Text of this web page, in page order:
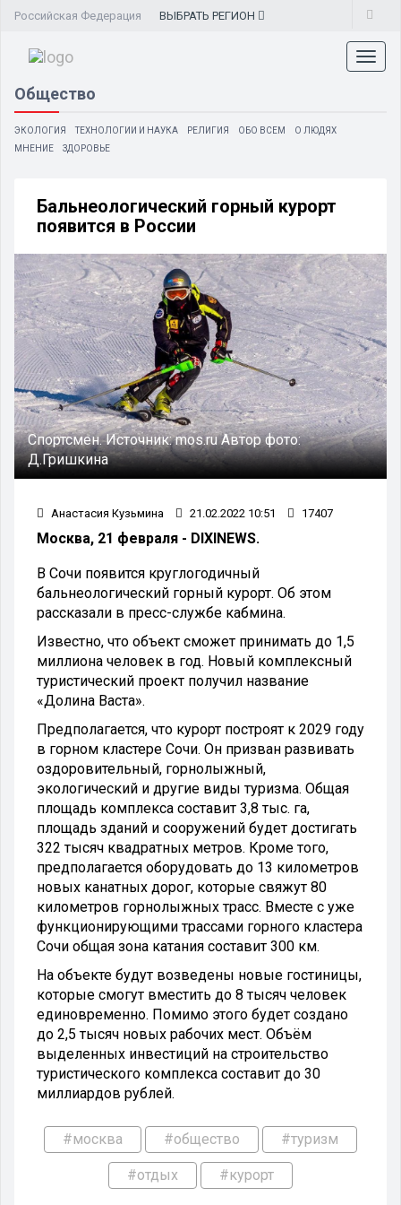
Российская Федерация ВЫБРАТЬ РЕГИОН
Общество
ЭКОЛОГИЯ ТЕХНОЛОГИИ И НАУКА РЕЛИГИЯ ОБО ВСЕМ
О ЛЮДЯХ
МНЕНИЕ
ЗДОРОВЬЕ
Бальнеологический горный курорт
появится в России
Спортсмен.Источник:mos.ruАвтор фото:
Д.Гришкина
Анастасия Кузьмина 21.02.2022 10:51 17407
Москва, 21 февраля - DIXINEWS.
В Сочи появится круглогодичный
бальнеологический горный курорт. Об этом
рассказали в пресс-службе кабмина.
Известно, что объект сможет принимать до 1,5
миллиона человек в год. Новый комплексный
туристический проект получил название
«Долина Васта».
Предполагается, что курорт построят к 2029 году
в горном кластере Сочи. Он призван развивать
оздоровительный, горнолыжный,
экологический и другие виды туризма. Общая
площадь комплекса составит 3,8 тыс. га,
площадь зданий и сооружений будет достигать
322 тысяч квадратных метров. Кроме того,
предполагается оборудовать до 13 километров
новых канатных дорог, которые свяжут 80
километров горнолыжных трасс. Вместе с уже
функционирующими трассами горного кластера
Сочи общая зона катания составит 300 км.
На объекте будут возведены новые гостиницы,
которые смогут вместить до 8 тысяч человек
единовременно. Помимо этого будет создано
до 2,5 тысяч новых рабочих мест. Объём
выделенных инвестиций на строительство
туристического комплекса составит до 30
миллиардов рублей.
#москва #общество #туризм
#отдых #курорт